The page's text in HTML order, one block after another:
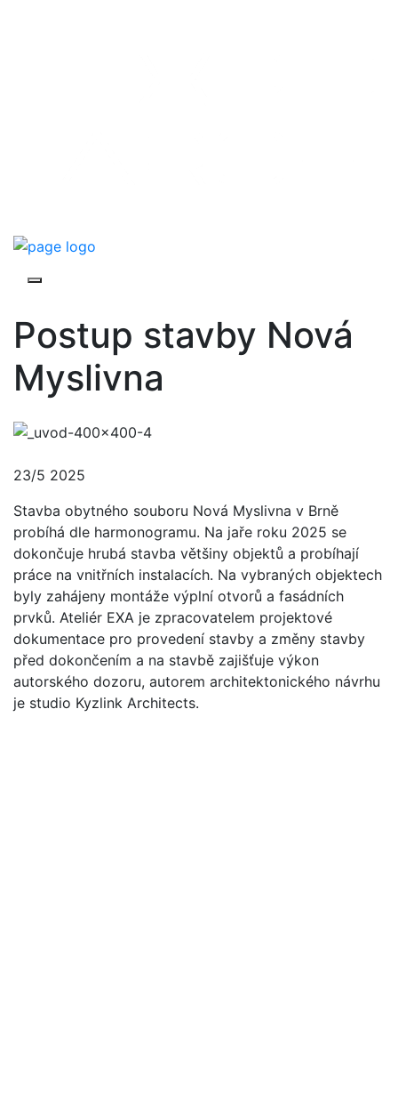
Postup stavby Nová
Myslivna
23/5 2025
Stavba obytného souboru Nová Myslivna v Brně
probíhá dle harmonogramu. Na jaře roku 2025 se
dokončuje hrubá stavba většiny objektů a probíhají
práce na vnitřních instalacích. Na vybraných objektech
byly zahájeny montáže výplní otvorů a fasádních
prvků. Ateliér EXA je zpracovatelem projektové
dokumentace pro provedení stavby a změny stavby
před dokončením a na stavbě zajišťuje výkon
autorského dozoru, autorem architektonického návrhu
je studio Kyzlink Architects.